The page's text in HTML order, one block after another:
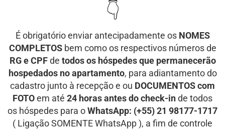
👇
É obrigatório enviar antecipadamente os NOMES
COMPLETOSbem como os respectivos números de
RG e CPFde todos os hóspedes que permanecerão
hospedados no apartamento, para adiantamento do
cadastro junto à recepção e ou DOCUMENTOS com
FOTOem até 24 horas antes do check-inde todos
os hóspedes para oWhatsApp: (+55) 21 98177-1717
( Ligação SOMENTE WhatsApp ), a fim de controle